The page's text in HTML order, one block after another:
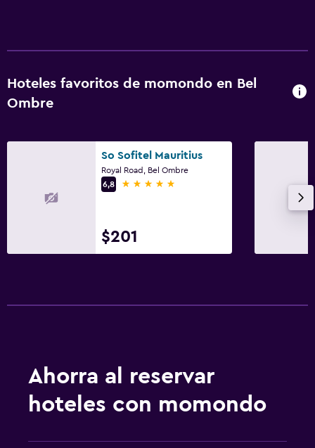
Hoteles favoritos de momondo en Bel
Ombre
So Sofitel Mauritius
Royal Road, Bel Ombre
6,8
5 estrellas
$201
Ahorra al reservar
hoteles con momondo